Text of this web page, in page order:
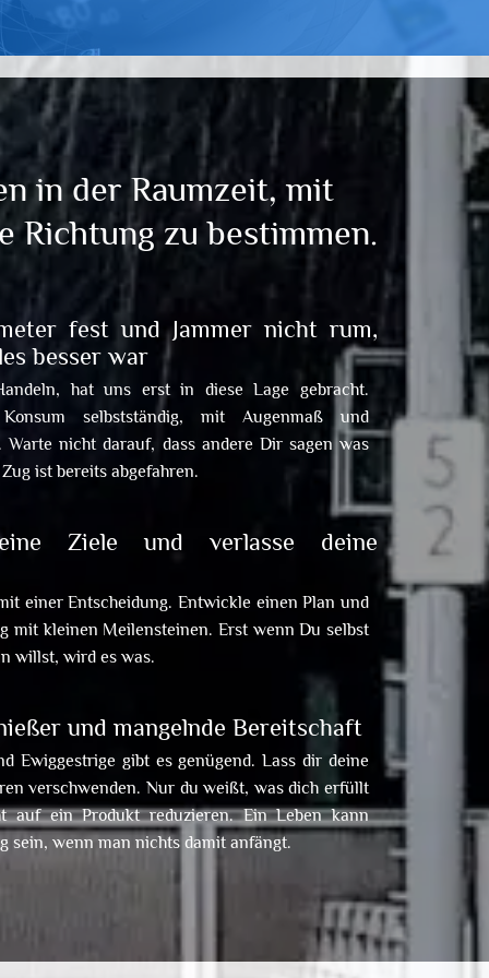
in der Raumzeit, mit
Richtung zu bestimmen.
fest und Jammer nicht rum,
besser war
hat uns erst in diese Lage gebracht.
selbstständig, mit Augenmaß und
nicht darauf, dass andere Dir sagen was
ist bereits abgefahren.
Ziele und verlasse deine
einer Entscheidung. Entwickle einen Plan und
mit kleinen Meilensteinen. Erst wenn Du selbst
willst, wird es was.
und mangelnde Bereitschaft
Ewiggestrige gibt es genügend. Lass dir deine
verschwenden. Nur du weißt, was dich erfüllt
auf ein Produkt reduzieren. Ein Leben kann
sein, wenn man nichts damit anfängt.